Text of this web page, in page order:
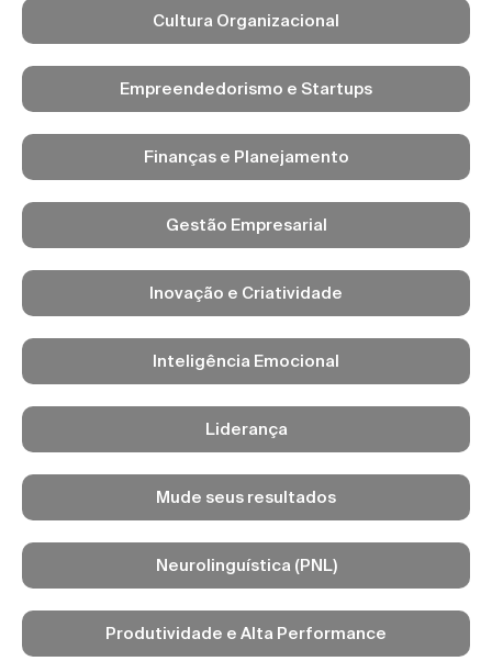
Cultura Organizacional
Empreendedorismo e Startups
Finanças e Planejamento
Gestão Empresarial
Inovação e Criatividade
Inteligência Emocional
Liderança
Mude seus resultados
Neurolinguística (PNL)
Produtividade e Alta Performance